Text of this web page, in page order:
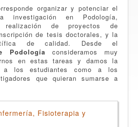
organizar y potenciar el
investigación en Podología,
realización de proyectos de
de tesis doctorales, y la
de calidad. Desde el
Podología consideramos muy
en estas tareas y damos la
a los estudiantes como a los
que quieran sumarse a
Fisioterapia y